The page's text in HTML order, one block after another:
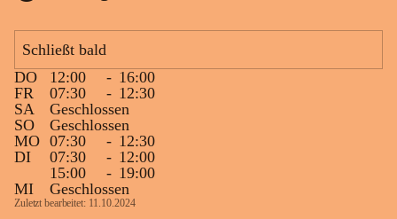
Schließt bald
DO
12:00 - 16:00
FR
07:30 - 12:30
SA
Geschlossen
SO
Geschlossen
MO 07:30 - 12:30
DI
07:30 - 12:00
15:00
- 19:00
MI
Geschlossen
Zuletzt bearbeitet: 11.10.2024